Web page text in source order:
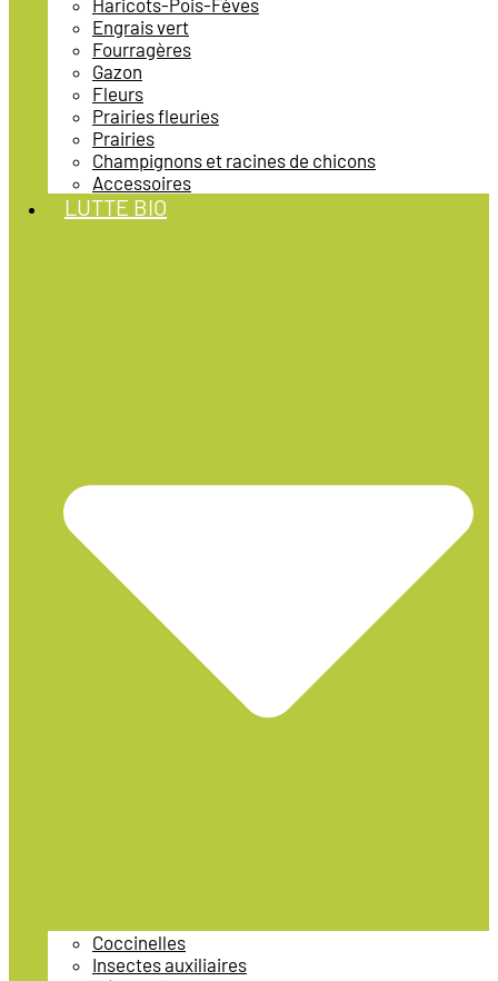
Haricots-Pois-Fèves
Engrais vert
Fourragères
Gazon
Fleurs
Prairies fleuries
Prairies
Champignons et racines de chicons
Accessoires
LUTTE BIO
Coccinelles
Insectes auxiliaires